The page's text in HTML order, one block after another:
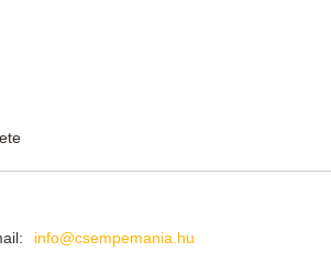
info@csempemania.hu